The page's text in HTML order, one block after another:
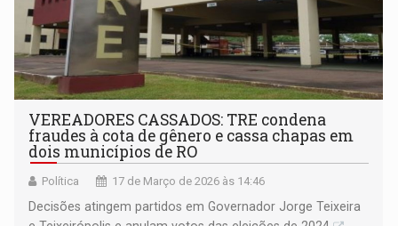
VEREADORES CASSADOS: TRE condena
fraudes à cota de gênero e cassa chapas em
dois municípios de RO
Política 17 de Março de 2026 às 14:46
Decisões atingem partidos em Governador Jorge Teixeira